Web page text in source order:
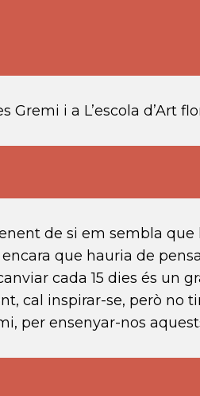
i a L’escola d’Art
de si em sembla
encara que hauria de
cada 15 dies és un
cal inspirar-se, però no
per ensenyar-nos